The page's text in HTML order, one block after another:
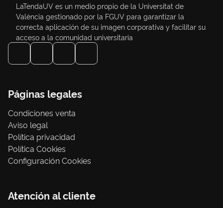
LaTendaUV es un medio propio de la Universitat de
València gestionado por la FGUV para garantizar la
correcta aplicación de su imagen corporativa y facilitar su
acceso a la comunidad universitaria
Páginas legales
Condiciones venta
Aviso legal
Política privacidad
Política Cookies
Configuración Cookies
Atención al cliente